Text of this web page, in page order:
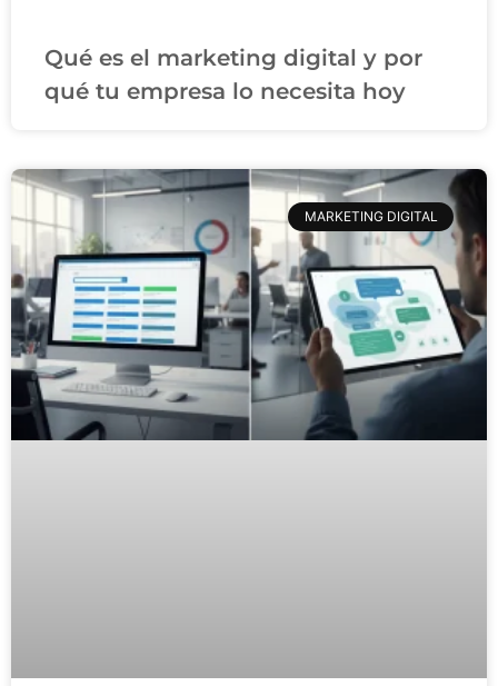
Qué es el marketing digital y por
qué tu empresa lo necesita hoy
MARKETING DIGITAL